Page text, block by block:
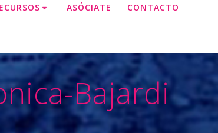
ASÓCIATE CONTACTO
Bajardi